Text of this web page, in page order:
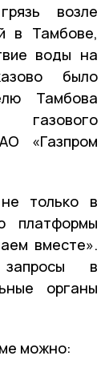
возле
в Тамбове,
воды на
было
Тамбова
«Газпром
только в
платформы
вместе».
в
органы
можно: